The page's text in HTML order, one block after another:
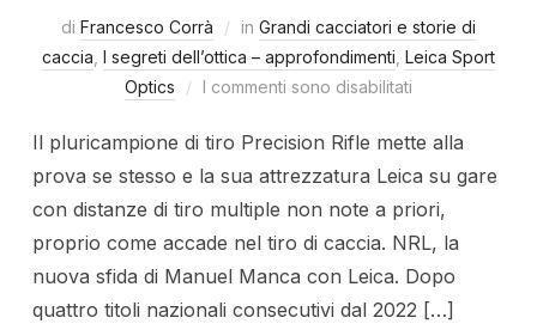
di Francesco Corrà in Grandi cacciatori e storie di
caccia I segreti dell’ottica – approfondimenti Leica Sport
Optics
I commenti sono disabilitati
Il pluricampione di tiro Precision Rifle mette alla
prova se stesso e la sua attrezzatura Leica su gare
con distanze di tiro multiple non note a priori,
proprio come accade nel tiro di caccia. NRL, la
nuova sfida di Manuel Manca con Leica. Dopo
quattro titoli nazionali consecutivi dal 2022 […]